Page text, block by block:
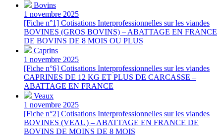
Bovins
1 novembre 2025
[Fiche n°1] Cotisations Interprofessionnelles sur les viandes
BOVINES (GROS BOVINS) – ABATTAGE EN FRANCE
DE BOVINS DE 8 MOIS OU PLUS
Caprins
1 novembre 2025
[Fiche n°6] Cotisations Interprofessionnelles sur les viandes
CAPRINES DE 12 KG ET PLUS DE CARCASSE –
ABATTAGE EN FRANCE
Veaux
1 novembre 2025
[Fiche n°2] Cotisations Interprofessionnelles sur les viandes
BOVINES (VEAU) – ABATTAGE EN FRANCE DE
BOVINS DE MOINS DE 8 MOIS